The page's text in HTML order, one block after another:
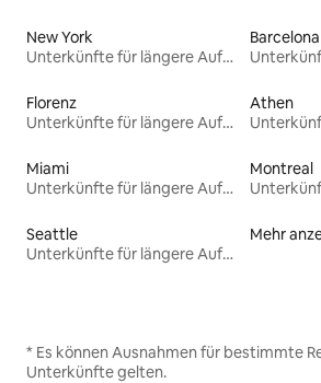
New York
Unterkünfte für längere Aufenthalte
Barcelona
Florenz
Unterkünfte für längere Aufenthalte
Athen
Miami
Unterkünfte für längere Aufenthalte
Montreal
Seattle
Unterkünfte für längere Aufenthalte
Mehr
* Es können Ausnahmen für bestimmte
Unterkünfte gelten.